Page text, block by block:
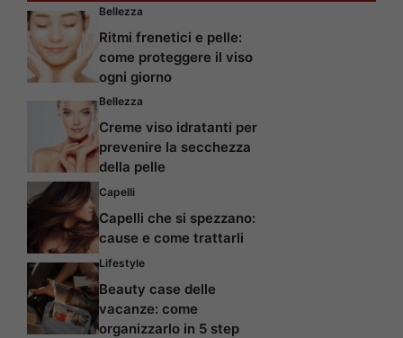
Bellezza
Ritmi frenetici e pelle:
come proteggere il viso
ogni giorno
Bellezza
Creme viso idratanti per
prevenire la secchezza
della pelle
Capelli
Capelli che si spezzano:
cause e come trattarli
Lifestyle
Beauty case delle
vacanze: come
organizzarlo in 5 step